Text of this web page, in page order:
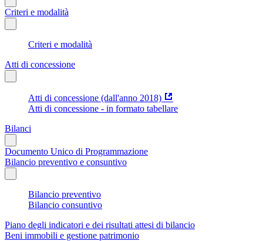
Criteri e modalità
Criteri e modalità
Atti di concessione
Atti di concessione (dall'anno 2018)
Atti di concessione - in formato tabellare
Bilanci
Documento Unico di Programmazione
Bilancio preventivo e consuntivo
Bilancio preventivo
Bilancio consuntivo
Piano degli indicatori e dei risultati attesi di bilancio
Beni immobili e gestione patrimonio